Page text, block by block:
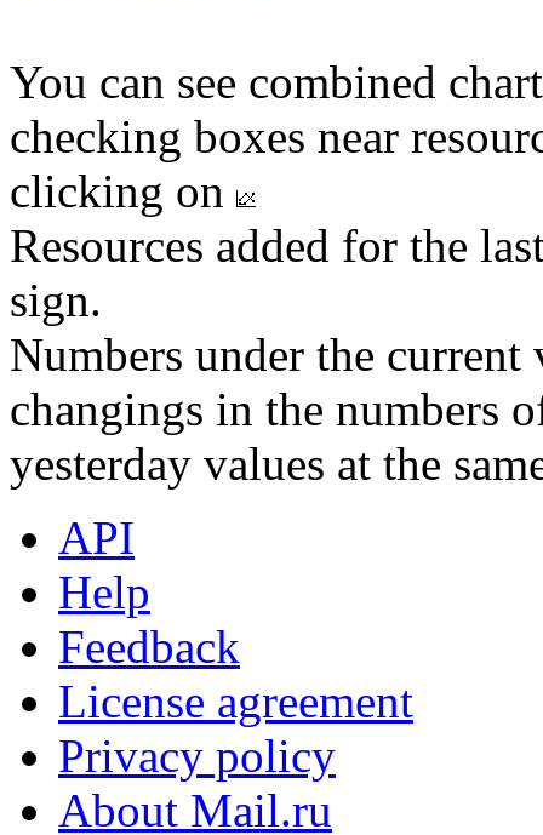
You can see combined
checking boxes near
clicking on
Resources added for the
sign.
Numbers under the
changings in the numbers
yesterday values at the
API
Help
Feedback
License agreement
Privacy policy
About Mail.ru